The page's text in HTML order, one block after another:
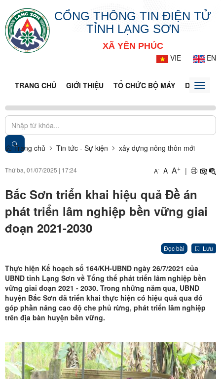
CỔNG THÔNG TIN ĐIỆN TỬ
TỈNH LẠNG SƠN
XÃ YÊN PHÚC
VIE
EN
TRANG CHỦ GIỚI THIỆU TỔ CHỨC BỘ MÁY DOANH
Toggle
Trang chủ Tin tức - Sự kiện xây dựng nông thôn mới
Thứ ba, 01/07/2025 | 17:24 A- A A+ |
Bắc Sơn triển khai hiệu quả Đề án
phát triển lâm nghiệp bền vững giai
đoạn 2021-2030
Đọc bài Lưu
Thực hiện Kế hoạch số 164/KH-UBND ngày 26/7/2021 của
UBND tỉnh Lạng Sơn về Tổng thể phát triển lâm nghiệp bền
vững giai đoạn 2021 - 2030. Trong những năm qua, UBND
huyện Bắc Sơn đã triển khai thực hiện có hiệu quả qua đó
góp phần nâng cao độ che phủ rừng, phát triển lâm nghiệp
trên địa bàn huyện bền vững.